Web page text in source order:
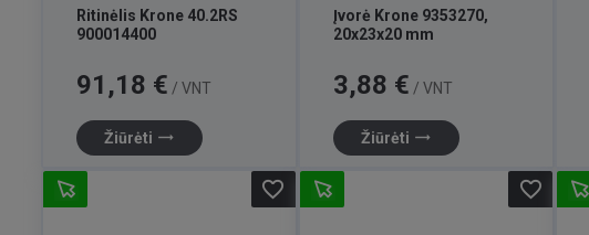
Ritinėlis Krone 40.2RS
900014400
Kaina
91,18 € / VNT
Žiūrėti trending_flat
Įvorė Krone 9353270,
20x23x20 mm
Kaina
3,88 € / VNT
Žiūrėti trending_flat
favorite_border favorite_border